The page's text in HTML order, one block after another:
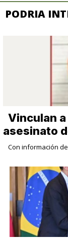
PODRIA
Vinculan
asesinato
Con información de